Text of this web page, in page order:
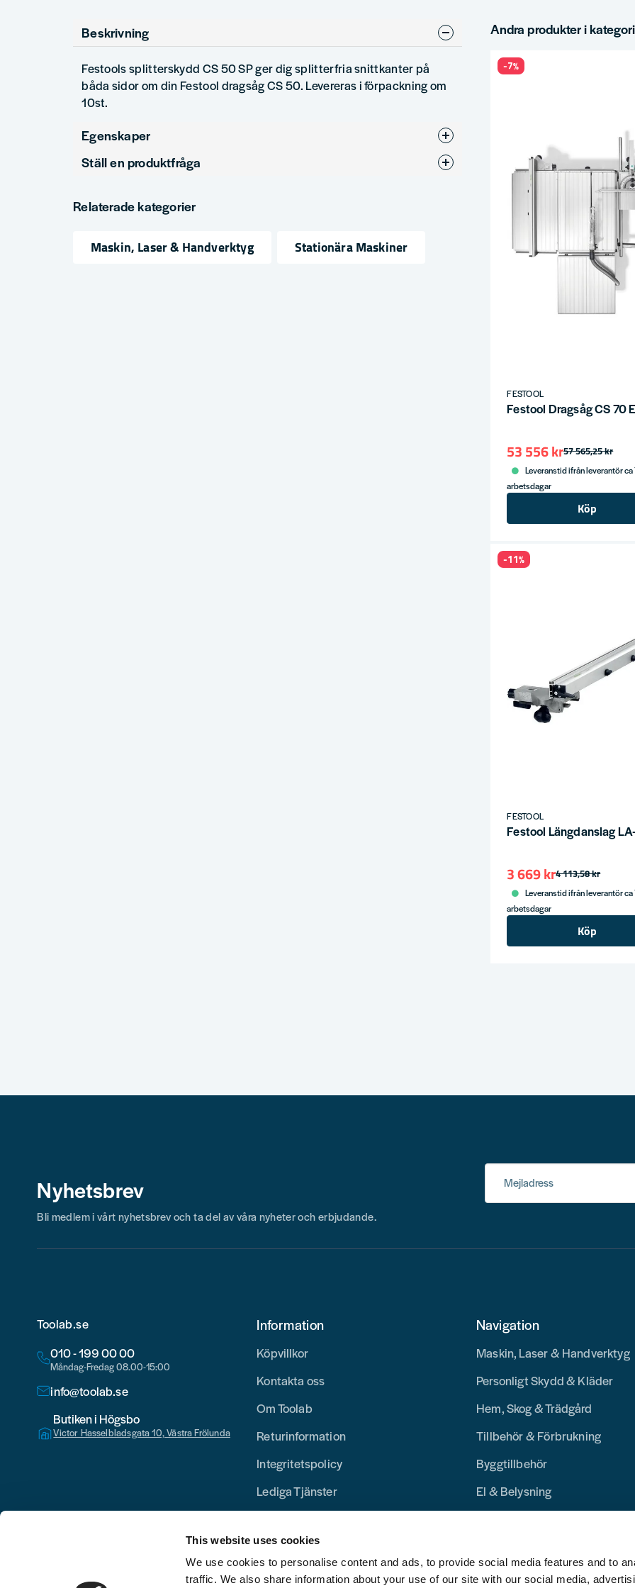
This website uses cookies
We use cookies to personalise content and ads, to provide social media features and to
traffic. We also share information about your use of our site with our social media,
Beskrivning
Festools splitterskydd CS 50 SP ger dig splitterfria snittkanter på
båda sidor om din Festool dragsåg CS 50. Levereras i förpackning om
10st.
Egenskaper
Produkttyp
Ställ en produktfråga
Fråga oss något om denna produkten...
Relaterade kategorier
Maskin, Laser & Handverktyg Stationära Maskiner
Andra produkter i
FESTOOL
Festool Dragsåg CS 70
57 565,25 kr
53 556 kr
Leveranstid ifrån leverantör ca
arbetsdagar
Köp
-7%
FESTOOL
Festool Längdanslag
4 113,58 kr
3 669 kr
Leveranstid ifrån leverantör ca
arbetsdagar
Köp
-11%
Nyhetsbrev Mejladress
Bli medlem i vårt nyhetsbrev och ta del av våra nyheter och erbjudande.
Toolab.se
010 - 199 00 00
Måndag-Fredag 08.00-15:00
info@toolab.se
Butiken i Högsbo
Victor Hasselbladsgata 10, Västra Frölunda
Information
Köpvillkor
Kontakta oss
Om Toolab
Returinformation
Integritetspolicy
Lediga Tjänster
Navigation
Maskin, Laser & Handverktyg
Personligt Skydd & Kläder
Hem, Skog & Trädgård
Tillbehör & Förbrukning
Byggtillbehör
El & Belysning